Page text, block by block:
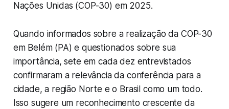
Nações Unidas (COP-30) em 2025.
Quando informados sobre a realização da COP-30
em Belém (PA) e questionados sobre sua
importância, sete em cada dez entrevistados
confirmaram a relevância da conferência para a
cidade, a região Norte e o Brasil como um todo.
Isso sugere um reconhecimento crescente da